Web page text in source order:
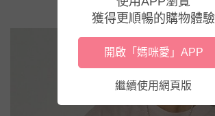
獲得更順暢的購物體驗
開啟「媽咪愛」APP
繼續使用網頁版